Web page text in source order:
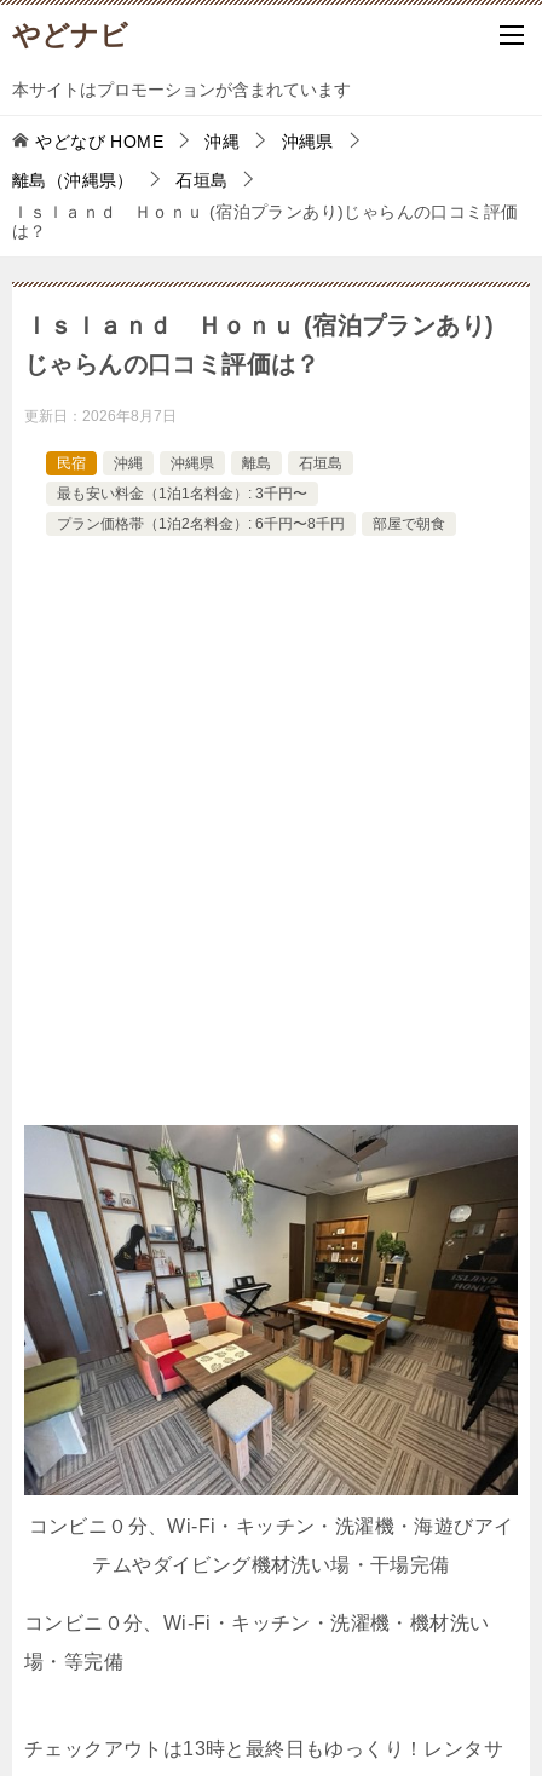
やどナビ
本サイトはプロモーションが含まれています
やどなび HOME 沖縄
沖縄県
離島（沖縄県）
石垣島
Ｉｓｌａｎｄ Ｈｏｎｕ (宿泊プランあり)じゃらんの口コミ評価
は？
Ｉｓｌａｎｄ Ｈｏｎｕ (宿泊プランあり)
じゃらんの口コミ評価は？
更新日： 2026年8月7日
民宿 沖縄 沖縄県 離島
石垣島
最も安い料金（1泊1名料金）: 3千円〜
プラン価格帯（1泊2名料金）: 6千円〜8千円
部屋で朝食
コンビニ０分、Wi-Fi・キッチン・洗濯機・海遊びアイ
テムやダイビング機材洗い場・干場完備
コンビニ０分、Wi-Fi・キッチン・洗濯機・機材洗い
場・等完備
チェックアウトは13時と最終日もゆっくり！レンタサ